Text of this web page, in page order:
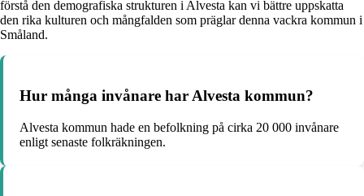
förstå den demografiska strukturen i Alvesta kan vi bättre uppskatta
den rika kulturen och mångfalden som präglar denna vackra kommun i
Småland.
Hur många invånare har Alvesta kommun?
Alvesta kommun hade en befolkning på cirka 20 000 invånare
enligt senaste folkräkningen.